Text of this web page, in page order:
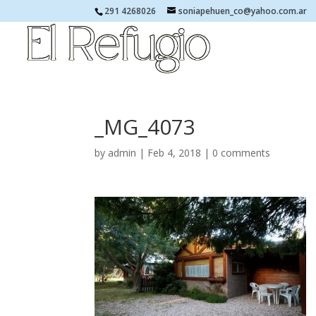
291 4268026 soniapehuen_co@yahoo.com.ar
_MG_4073
by admin | Feb 4, 2018 | 0 comments